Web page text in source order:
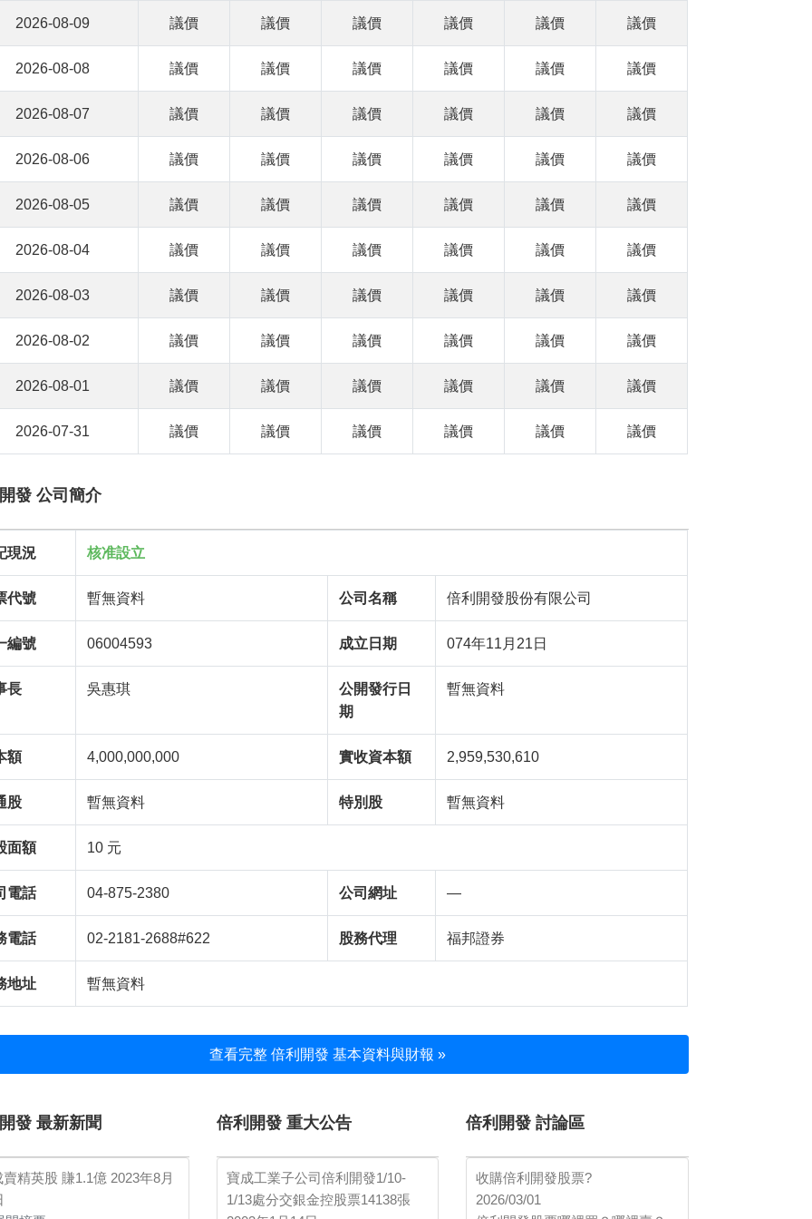
2026-08-09 議價 議價 議價 議價 議價 議價
2026-08-08 議價 議價 議價 議價 議價 議價
2026-08-07 議價 議價 議價 議價 議價 議價
2026-08-06 議價 議價 議價 議價 議價 議價
2026-08-05 議價 議價 議價 議價 議價 議價
2026-08-04 議價 議價 議價 議價 議價 議價
2026-08-03 議價 議價 議價 議價 議價 議價
2026-08-02 議價 議價 議價 議價 議價 議價
2026-08-01 議價 議價 議價 議價 議價 議價
2026-07-31 議價 議價 議價 議價 議價 議價
發 公司簡介
現況 核准設立
代號 暫無資料 公司名稱 倍利開發股份有限公司
編號 06004593 成立日期 074年11月21日
長 吳惠琪
公開發行日
期
暫無資料
額 4,000,000,000 實收資本額 2,959,530,610
股 暫無資料 特別股 暫無資料
面額 10 元
電話 04-875-2380 公司網址 —
電話 02-2181-2688#622 股務代理 福邦證券
地址 暫無資料
查看完整 倍利開發 基本資料與財報 »
發 最新新聞
賣精英股 賺1.1億 2023年8月
倍利開發 重大公告
寶成工業子公司倍利開發1/10-
1/13處分交銀金控股票14138張
倍利開發 討論區
收購倍利開發股票?
2026/03/01